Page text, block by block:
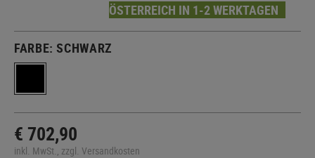
ÖSTERREICH IN 1-2 WERKTAGEN
FARBE:SCHWARZ
€ 702,90
inkl. MwSt., zzgl. Versandkosten